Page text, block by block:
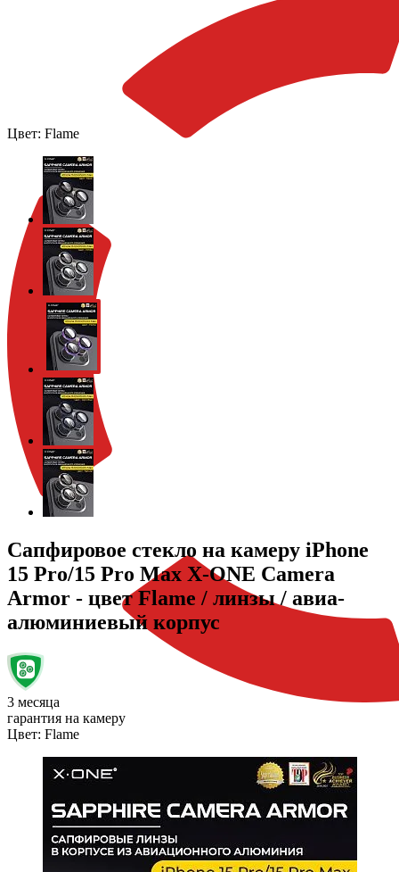
Цвет: Flame
Сапфировое стекло на камеру iPhone
15 Pro/15 Pro Max X-ONE Camera
Armor - цвет Flame / линзы / авиа-
алюминиевый корпус
3 месяца
гарантия на камеру
Цвет: Flame